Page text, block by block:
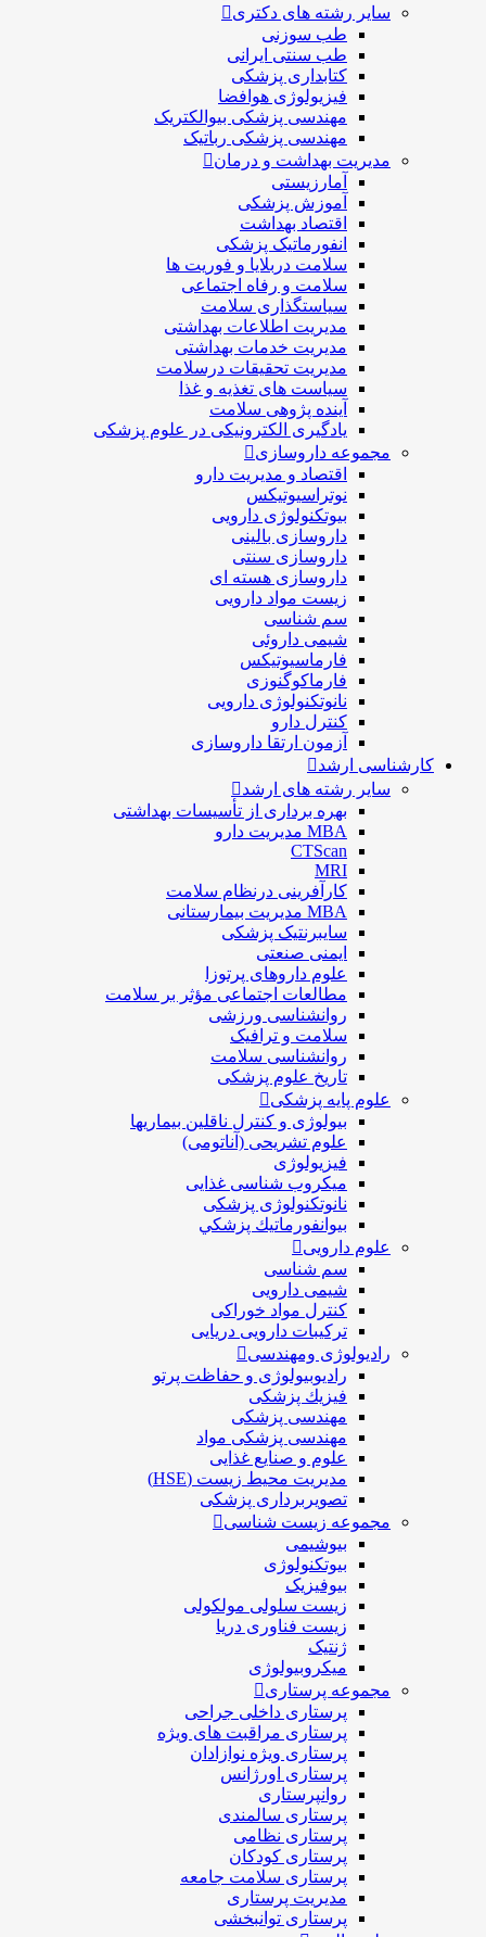
سایر رشته های دکتری
طب سوزنی
طب سنتی ایرانی
کتابداری پزشکی
فیزیولوژی هوافضا
مهندسی پزشکی بیوالکتریک
مهندسی پزشکی رباتیک
مدیریت بهداشت و درمان
آمارزیستی
آموزش پزشکی
اقتصاد بهداشت
انفورماتیک پزشکی
سلامت دربلايا و فوريت ها
سلامت و رفاه اجتماعی
سیاستگذاری سلامت
مدیریت اطلاعات بهداشتی
مدیریت خدمات بهداشتی
مدیریت تحقیقات درسلامت
سیاست های تغذیه و غذا
آینده پژوهی سلامت
یادگیری الکترونیکی در علوم پزشکی
مجموعه داروسازی
اقتصاد و مديريت دارو
نوتراسیوتیکس
بيوتكنولوژی دارویی
داروسازی بالينی
داروسازی سنتی
داروسازی هسته ای
زیست مواد دارویی
سم شناسی
شيمی داروئی
فارماسيوتيكس
فارماكوگنوزی
نانوتکنولوژی دارویی
كنترل دارو
آزمون ارتقا داروسازی
کارشناسی ارشد
سایر رشته های ارشد
بهره برداری از تأسیسات بهداشتی
MBA مدیریت دارو
CTScan
MRI
کارآفرینی درنظام سلامت
MBA مدیریت بیمارستانی
سایبرنتیک پزشکی
ایمنی صنعتی
علوم داروهای پرتوزا
مطالعات اجتماعی مؤثر بر سلامت
روانشناسی ورزشی
سلامت و ترافیک
روانشناسی سلامت
تاریخ علوم پزشکی
علوم پایه پزشکی
بیولوژی و کنترل ناقلین بیماریها
علوم تشریحی (آناتومی)
فیزیولوژی
ميكروب شناسی غذایی
نانوتکنولوژی پزشکی
بيوانفورماتيك پزشكي
علوم دارویی
سم شناسی
شیمی دارویی
کنترل مواد خوراکی
ترکیبات دارویی دریایی
رادیولوژی ومهندسی
رادیوبیولوژی و حفاظت پرتو
فيزيك پزشکی
مهندسی پزشکی
مهندسی پزشکی مواد
علوم و صنايع غذایی
مدیریت محیط زیست (HSE)
تصویربرداری پزشکی
مجموعه زیست شناسی
بیوشیمی
بیوتکنولوژی
بیوفیزیک
زیست سلولی مولکولی
زیست فناوری دریا
ژنتیک
میکروبیولوژی
مجموعه پرستاری
پرستاری داخلی جراحی
پرستاری مراقبت های ويژه
پرستاری ويژه نوازادان
پرستاری اورژانس
روانپرستاری
پرستاری سالمندی
پرستاری نظامی
پرستاری کودکان
پرستاری سلامت جامعه
مدیریت پرستاری
پرستاری توانبخشی